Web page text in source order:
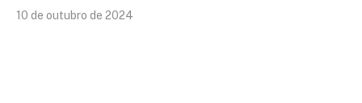
10 de outubro de 2024